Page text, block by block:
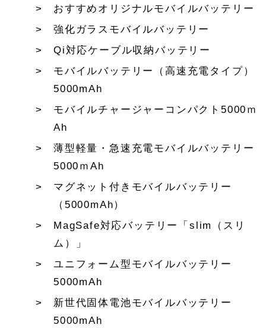
おすすめオリジナルモバイルバッテリー
強化ガラスモバイルバッテリー
Qi対応ケーブル収納バッテリー
モバイルバッテリー（高速充電タイプ）
5000mAh
モバイルチャージャーコンパクト5000ｍ
Ah
薄型軽量・急速充電モバイルバッテリー
5000ｍAh
マグネット付きモバイルバッテリー
（5000mAh）
MagSafe対応バッテリー「slim（スリ
ム）」
ユニフォーム型モバイルバッテリー
5000mAh
新世代固体電池モバイルバッテリー
5000mAh